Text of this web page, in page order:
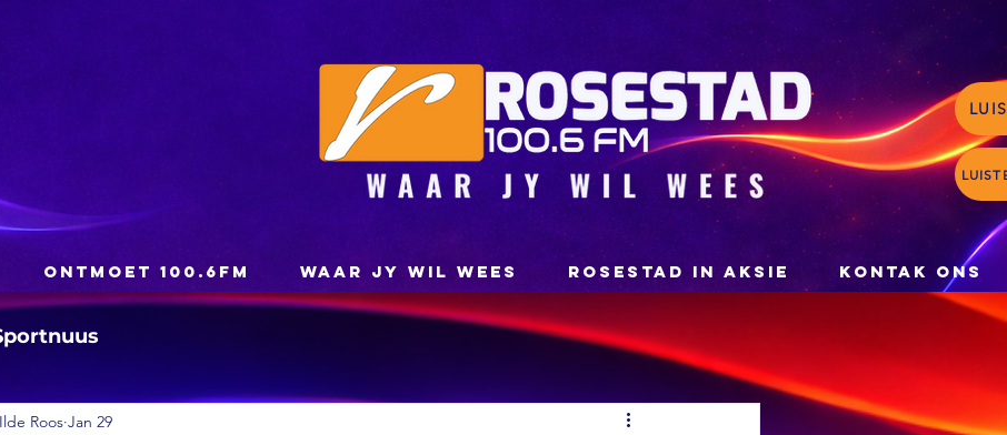
ONTMOET 100.6FM WAAR JY WIL WEES ROSESTAD IN AKSIE KONTAK ONS
Roos Jan 29